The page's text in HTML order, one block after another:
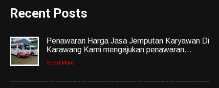
Recent Posts
Penawaran Harga Jasa Jemputan Karyawan Di
Karawang Kami mengajukan penawaran...
Read More